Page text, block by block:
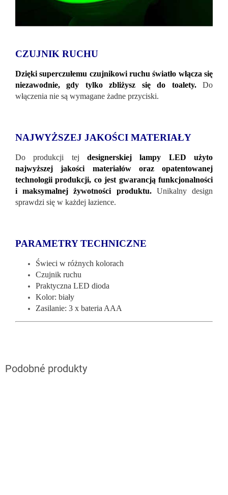
CZUJNIK RUCHU
Dzięki superczułemu czujnikowi ruchu światło włącza się
niezawodnie, gdy tylko zbliżysz się do toalety.Do
włączenia nie są wymagane żadne przyciski.
NAJWYŻSZEJ JAKOŚCI MATERIAŁY
Do produkcji tej designerskiej lampy LED użyto
najwyższej jakości materiałów oraz opatentowanej
technologii produkcji, co jest gwarancją funkcjonalności
i maksymalnej żywotności produktu. Unikalny design
sprawdzi się w każdej łazience.
PARAMETRY TECHNICZNE
Świeci w różnych kolorach
Czujnik ruchu
Praktyczna LED dioda
Kolor: biały
Zasilanie: 3 x bateria AAA